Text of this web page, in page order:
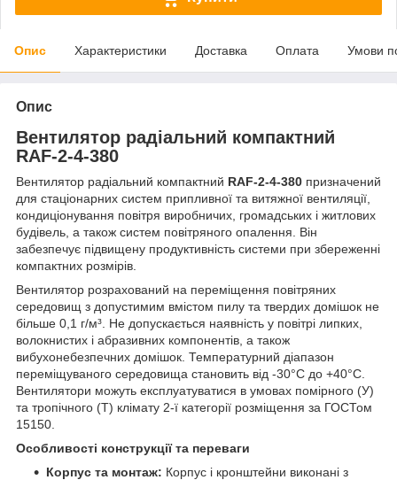
Опис Характеристики Доставка Оплата Умови
Опис
Вентилятор радіальний компактний
RAF-2-4-380
Вентилятор радіальний компактний RAF-2-4-380 призначений
для стаціонарних систем припливної та витяжної вентиляції,
кондиціонування повітря виробничих, громадських і житлових
будівель, а також систем повітряного опалення. Він
забезпечує підвищену продуктивність системи при збереженні
компактних розмірів.
Вентилятор розрахований на переміщення повітряних
середовищ з допустимим вмістом пилу та твердих домішок не
більше 0,1 г/м³. Не допускається наявність у повітрі липких,
волокнистих і абразивних компонентів, а також
вибухонебезпечних домішок. Температурний діапазон
переміщуваного середовища становить від -30°С до +40°С.
Вентилятори можуть експлуатуватися в умовах помірного (У)
та тропічного (Т) клімату 2-ї категорії розміщення за ГОСТом
15150.
Особливості конструкції та переваги
Корпус та монтаж: Корпус і кронштейни виконані з